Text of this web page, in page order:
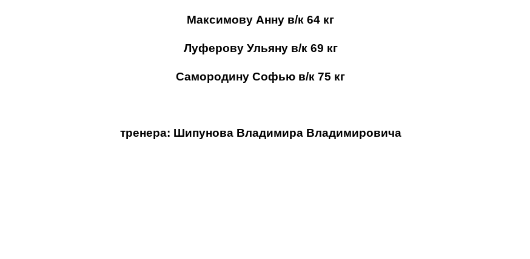
Максимову Анну в/к 64 кг
Луферову Ульяну в/к 69 кг
Самородину Софью в/к 75 кг
тренера: Шипунова Владимира Владимировича